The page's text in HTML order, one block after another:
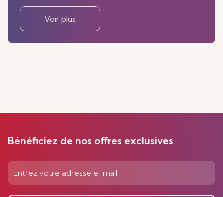
Voir plus
Bénéficiez de nos offres exclusives